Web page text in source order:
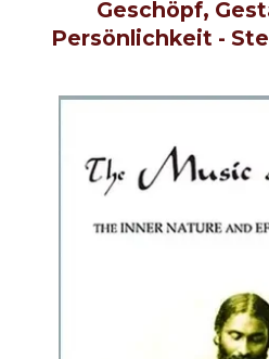
Geschöpf,
Persönlichkeit -